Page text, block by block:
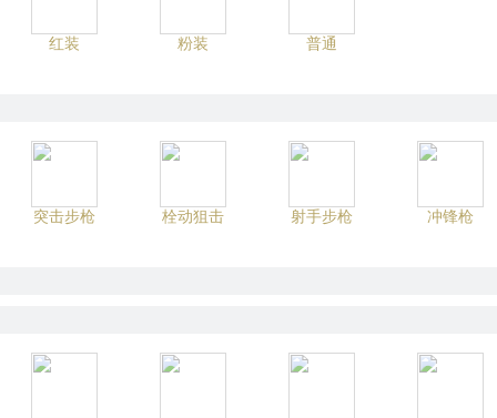
红装 粉装 普通
突击步枪 栓动狙击 射手步枪 冲锋枪